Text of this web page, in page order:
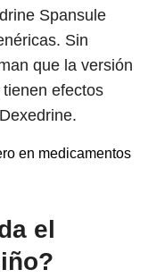
Spansule
Sin
que la versión
efectos
en medicamentos
el